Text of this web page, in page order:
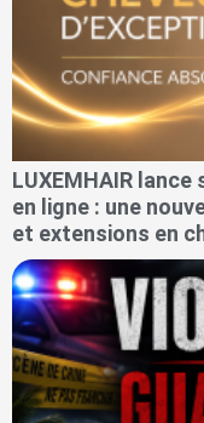
LUXEMHAIR
en ligne : une
et extensions en